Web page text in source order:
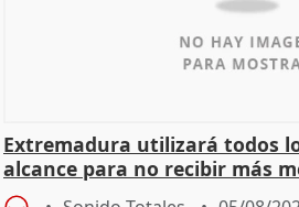
Extremadura utilizará todos
alcance para no recibir más